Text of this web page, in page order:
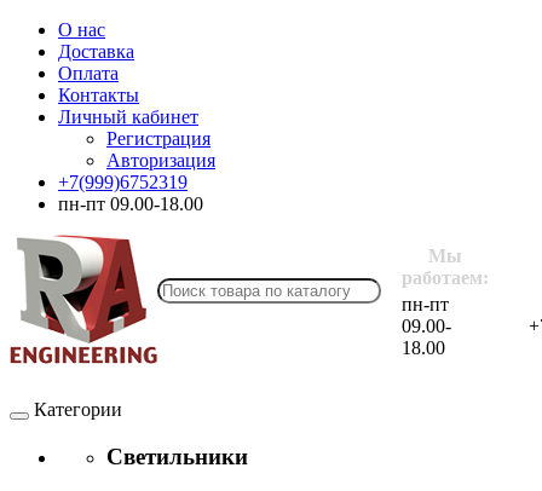
О нас
Доставка
Оплата
Контакты
Личный кабинет
Регистрация
Авторизация
+7(999)6752319
пн-пт 09.00-18.00
Мы
работаем:
пн-пт
09.00-
18.00
Категории
Светильники